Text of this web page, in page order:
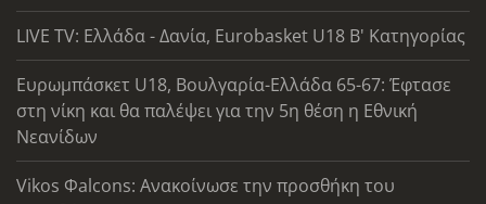
LIVE TV: Ελλάδα - Δανία, Eurobasket U18 Β' Κατηγορίας
Ευρωμπάσκετ U18, Βουλγαρία-Ελλάδα 65-67: Έφτασε
στη νίκη και θα παλέψει για την 5η θέση η Εθνική
Νεανίδων
Vikos Φalcons: Ανακοίνωσε την προσθήκη του